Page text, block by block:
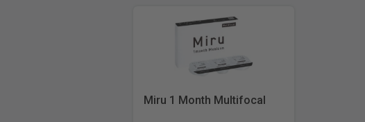
Miru 1 Month Multifocal